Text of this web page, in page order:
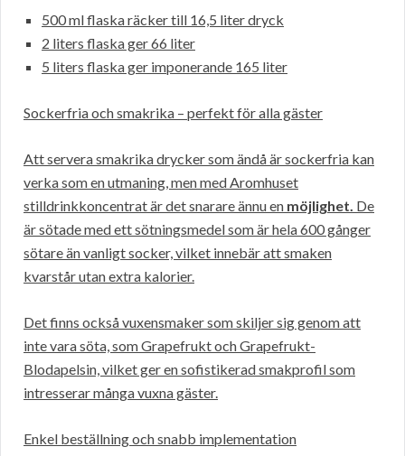
500 ml flaska räcker till 16,5 liter dryck
2 liters flaska ger 66 liter
5 liters flaska ger imponerande 165 liter
Sockerfria och smakrika – perfekt för alla gäster
Att servera smakrika drycker som ändå är sockerfria kan
verka som en utmaning, men med Aromhuset
stilldrinkkoncentrat är det snarare ännu en möjlighet. De
är sötade med ett sötningsmedel som är hela 600 gånger
sötare än vanligt socker, vilket innebär att smaken
kvarstår utan extra kalorier.
Det finns också vuxensmaker som skiljer sig genom att
inte vara söta, som Grapefrukt och Grapefrukt-
Blodapelsin, vilket ger en sofistikerad smakprofil som
intresserar många vuxna gäster.
Enkel beställning och snabb implementation